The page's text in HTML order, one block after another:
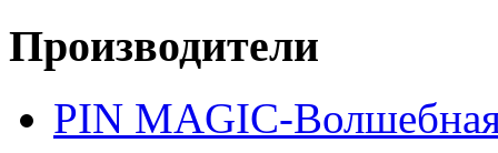
Производители
PIN MAGIС-